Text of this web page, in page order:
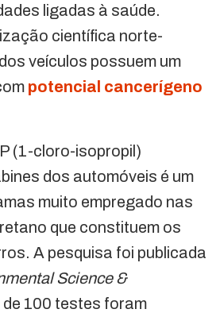
ligadas à saúde.
científica norte-
veículos possuem um
potencial cancerígeno
(1-cloro-isopropil)
dos automóveis é um
muito empregado nas
que constituem os
A pesquisa foi publicada
Science &
de 100 testes foram